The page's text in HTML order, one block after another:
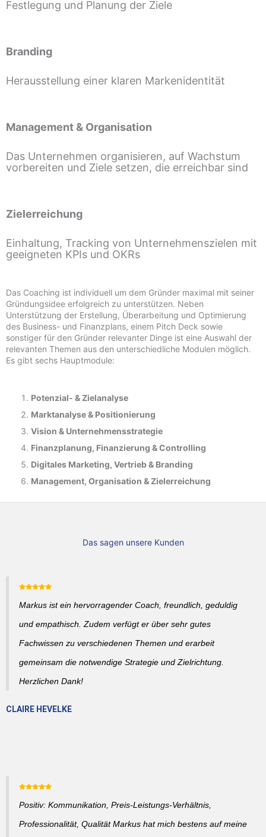
Festlegung und Planung der Ziele
Branding
Herausstellung einer klaren Markenidentität
Management & Organisation
Das Unternehmen organisieren, auf Wachstum
vorbereiten und Ziele setzen, die erreichbar sind
Zielerreichung
Einhaltung, Tracking von Unternehmenszielen mit
geeigneten KPIs und OKRs
Das Coaching ist individuell um dem Gründer maximal mit seiner
Gründungsidee erfolgreich zu unterstützen. Neben
Unterstützung der Erstellung, Überarbeitung und Optimierung
des Business- und Finanzplans, einem Pitch Deck sowie
sonstiger für den Gründer relevanter Dinge ist eine Auswahl der
relevanten Themen aus den unterschiedliche Modulen möglich.
Es gibt sechs Hauptmodule:
Potenzial- &Zielanalyse
Marktanalyse & Positionierung
Vision & Unternehmensstrategie
Finanzplanung, Finanzierung & Controlling
Digitales Marketing, Vertrieb & Branding
Management, Organisation & Zielerreichung
Das sagen unsere Kunden
Markus ist ein hervorragender Coach, freundlich, geduldig
und empathisch. Zudem verfügt er über sehr gutes
Fachwissen zu verschiedenen Themen und erarbeit
gemeinsam die notwendige Strategie und Zielrichtung.
Herzlichen Dank!
CLAIRE HEVELKE
Positiv: Kommunikation, Preis-Leistungs-Verhältnis,
Professionalität, Qualität Markus hat mich bestens auf meine